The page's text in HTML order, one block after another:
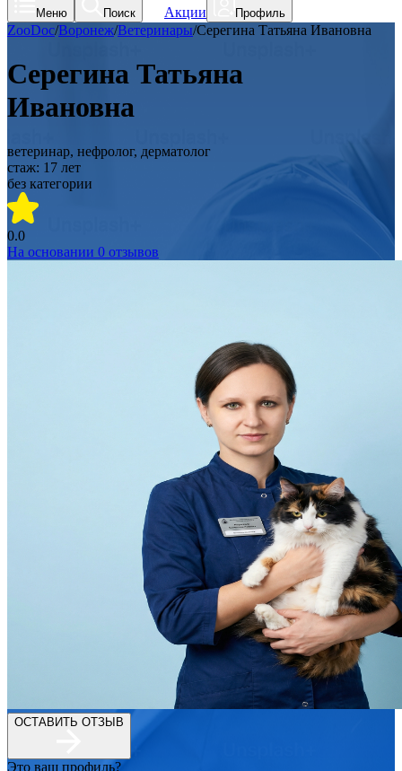
Меню Поиск Акции Профиль
ZooDoc/Воронеж/Ветеринары/Серегина Татьяна Ивановна
Серегина Татьяна
Ивановна
ветеринар, нефролог, дерматолог
стаж: 17 лет
без категории
0.0
На основании 0 отзывов
ОСТАВИТЬ ОТЗЫВ
Это ваш профиль?